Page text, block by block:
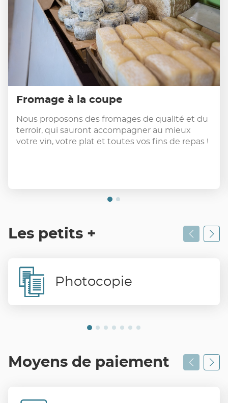
Fromage à la coupe
Nous proposons des fromages de qualité et du
terroir, qui sauront accompagner au mieux
votre vin, votre plat et toutes vos fins de repas !
Les petits +
Photocopie
Moyens de paiement